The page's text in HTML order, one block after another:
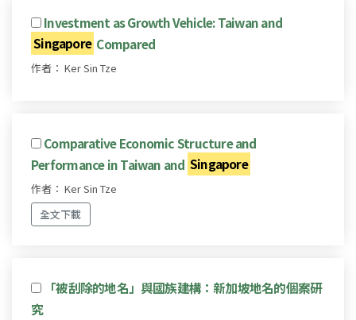
Investment as Growth Vehicle: Taiwan and
Singapore Compared
作者： Ker Sin Tze
Comparative Economic Structure and
Performance in Taiwan and Singapore
作者： Ker Sin Tze
全文下載
「被刮除的地名」與國族建構：新加坡地名的個案研
究